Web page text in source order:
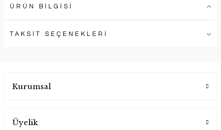
ÜRÜN BİLGİSİ
TAKSİT SEÇENEKLERİ
Kurumsal
Üyelik